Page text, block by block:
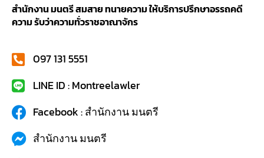
สำนักงาน มนตรี สมสาย ทนายความ ให้บริการปรึกษาอรรถคดี
ความ รับว่าความทั่วราชอาณาจักร
097 131 5551
LINE ID : Montreelawler
Facebook : สำนักงาน มนตรี
สำนักงาน มนตรี